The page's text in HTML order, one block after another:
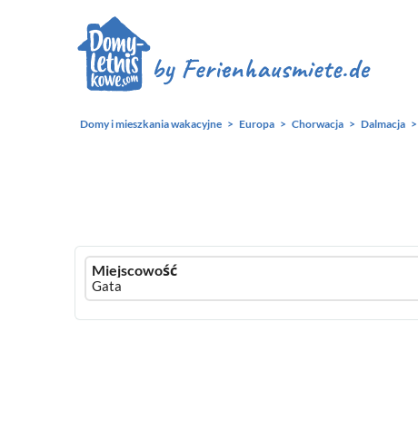
Domy i mieszkania wakacyjne Europa Chorwacja Dalmacja
Ferienhausmiete
logo
Miejscowość